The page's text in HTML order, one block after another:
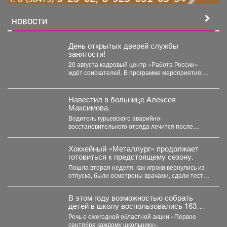
НОВОСТИ
День открытых дверей службы
занятости!
20 августа кадровый центр «Работа России»
ждёт соискателей. В программе мероприятия:
Навестил в больнице Алексея
Максимова.
Водитель гурьевского аварийно-
восстановительного отряда лечится после
Хоккейный «Металлург» продолжает
готовиться к предстоящему сезону.
Пошла вторая неделя, как игроки вернулись из
отпуска, были осмотрены врачами, сдали тесты,
В этом году возможностью собрать
детей в школу воспользовались 163
малообеспеченные семьи
Междуреченска.
Речь о ежегодной областной акции «Первое
сентября каждому школьнику».